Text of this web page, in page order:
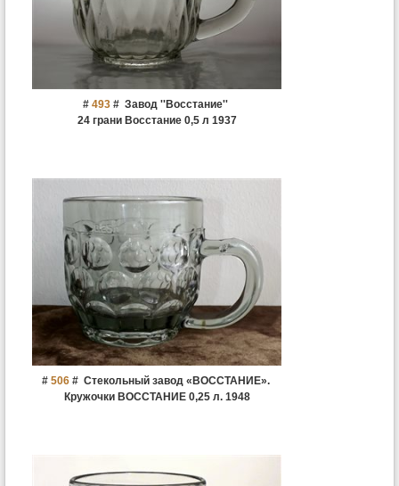
# 493 # Завод ''Восстание''
24 грани Восстание 0,5 л 1937
# 506# Стекольный завод «ВОССТАНИЕ».
Кружочки ВОССТАНИЕ 0,25 л. 1948